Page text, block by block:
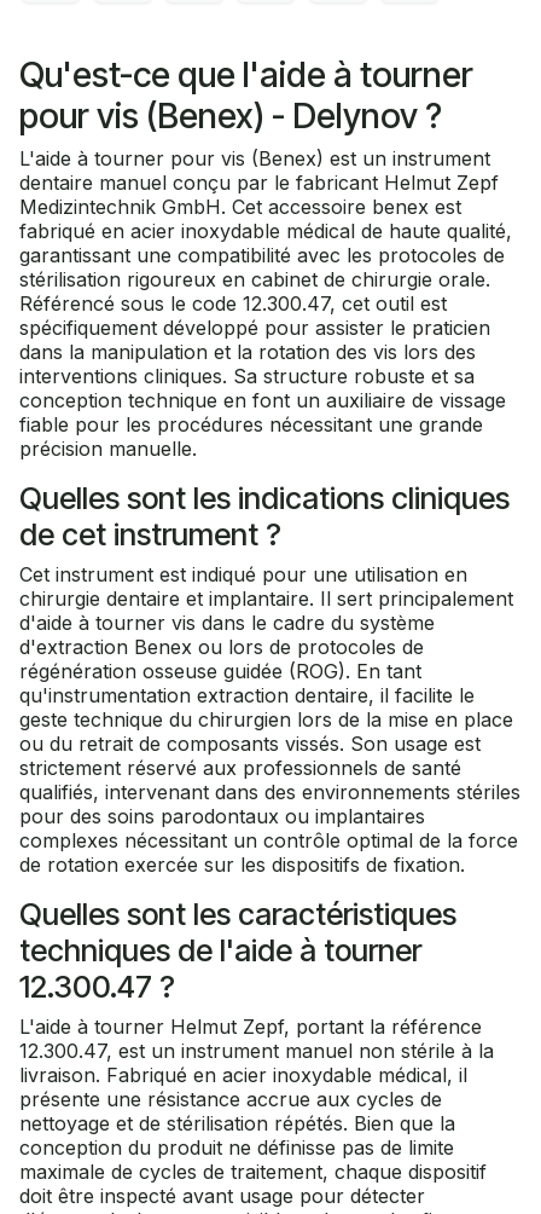
Qu'est-ce que l'aide à tourner
pour vis (Benex) - Delynov ?
L'aide à tourner pour vis (Benex) est un instrument
dentaire manuel conçu par le fabricant Helmut Zepf
Medizintechnik GmbH. Cet accessoire benex est
fabriqué en acier inoxydable médical de haute qualité,
garantissant une compatibilité avec les protocoles de
stérilisation rigoureux en cabinet de chirurgie orale.
Référencé sous le code 12.300.47, cet outil est
spécifiquement développé pour assister le praticien
dans la manipulation et la rotation des vis lors des
interventions cliniques. Sa structure robuste et sa
conception technique en font un auxiliaire de vissage
fiable pour les procédures nécessitant une grande
précision manuelle.
Quelles sont les indications cliniques
de cet instrument ?
Cet instrument est indiqué pour une utilisation en
chirurgie dentaire et implantaire. Il sert principalement
d'aide à tourner vis dans le cadre du système
d'extraction Benex ou lors de protocoles de
régénération osseuse guidée (ROG). En tant
qu'instrumentation extraction dentaire, il facilite le
geste technique du chirurgien lors de la mise en place
ou du retrait de composants vissés. Son usage est
strictement réservé aux professionnels de santé
qualifiés, intervenant dans des environnements stériles
pour des soins parodontaux ou implantaires
complexes nécessitant un contrôle optimal de la force
de rotation exercée sur les dispositifs de fixation.
Quelles sont les caractéristiques
techniques de l'aide à tourner
12.300.47 ?
L'aide à tourner Helmut Zepf, portant la référence
12.300.47, est un instrument manuel non stérile à la
livraison. Fabriqué en acier inoxydable médical, il
présente une résistance accrue aux cycles de
nettoyage et de stérilisation répétés. Bien que la
conception du produit ne définisse pas de limite
maximale de cycles de traitement, chaque dispositif
doit être inspecté avant usage pour détecter